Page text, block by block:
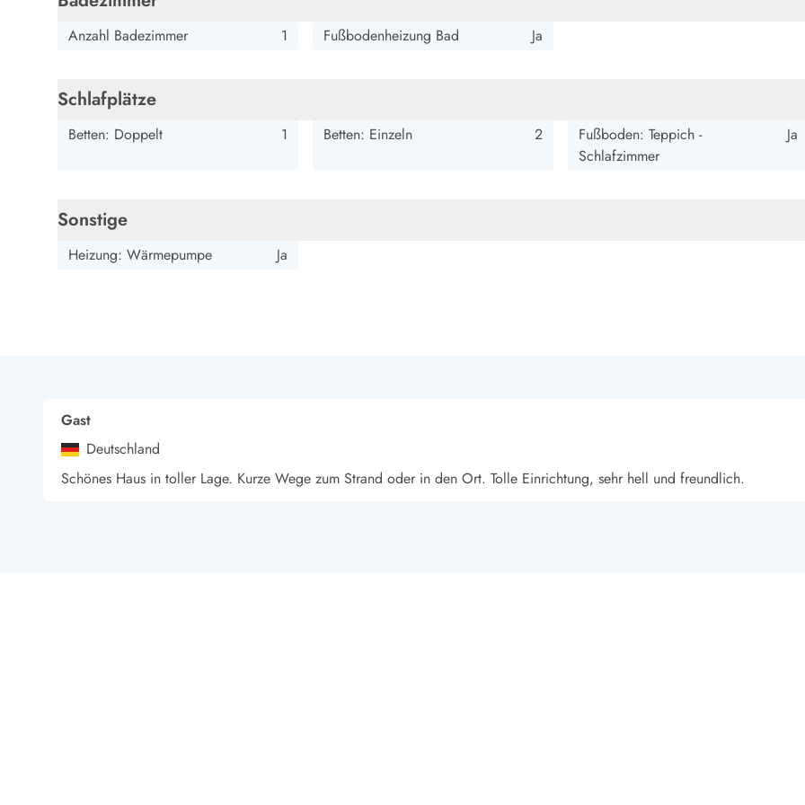
Kontakt & Öffnungszeiten
Qualität seit 1965
Nachhaltigkeit
Das sagen unsere Gäste
Impressum
Anzahl Badezimmer 1 Fußbodenheizung Bad Ja
Schlafplätze
Betten: Doppelt 1 Betten: Einzeln 2
Fußboden: Teppich -
Schlafzimmer
Ja
Sonstige
Heizung: Wärmepumpe Ja
Gast
Deutschland
Schönes Haus in toller Lage. Kurze Wege zum Strand oder in den Ort. Tolle Einrichtung, sehr hell und freundlich.